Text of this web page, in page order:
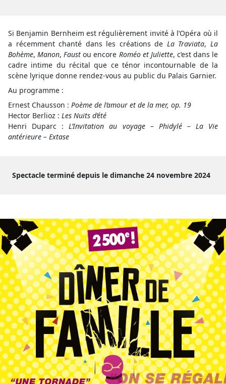
Si Benjamin Bernheim est régulièrement invité à l’Opéra où il
a récemment chanté dans les créations de La Traviata,La
Bohème,Manon,Faust ou encore Roméo et Juliette, c’est dans le
cadre intime du récital que ce ténor incontournable de la
scène lyrique donne rendez‑vous au public du Palais Garnier.
Au programme :
Ernest Chausson : Poème de l’amour et de la mer, op. 19
Hector Berlioz : Les Nuits d’été
Henri Duparc :L’Invitation au voyage – Phidylé – La Vie
antérieure – Extase
Spectacle terminé depuis le dimanche 24 novembre 2024